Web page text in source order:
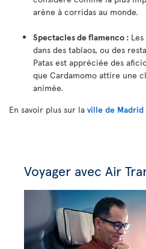
arène à corridas au monde.
Spectacles de flamenco :
dans des tablaos, ou des
Patas est appréciée des
que Cardamomo attire une
animée.
En savoir plus sur la ville de Madrid
Voyager avec Air